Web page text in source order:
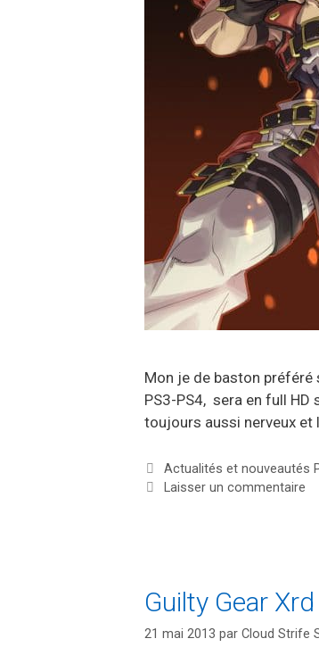
Mon je de baston préféré
PS3-PS4, sera en full HD
toujours aussi nerveux et
Catégories
Actualités et nouveautés
Laisser un commentaire
Guilty Gear
21 mai 2013 par Cloud Strife